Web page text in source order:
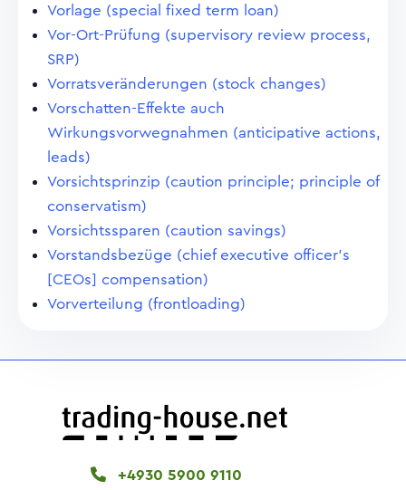
Vorlage (special fixed term loan)
Vor-Ort-Prüfung (supervisory review process,
SRP)
Vorratsveränderungen (stock changes)
Vorschatten-Effekte auch
Wirkungsvorwegnahmen (anticipative actions,
leads)
Vorsichtsprinzip (caution principle; principle of
conservatism)
Vorsichtssparen (caution savings)
Vorstandsbezüge (chief executive officer's
[CEOs] compensation)
Vorverteilung (frontloading)
+4930 5900 9110